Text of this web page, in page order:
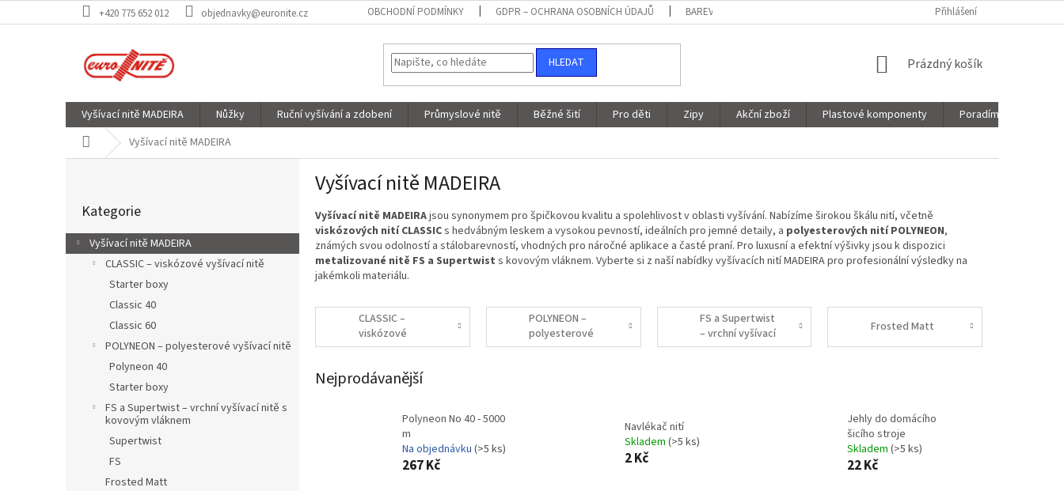
na
+420 775 652 012 objednavky@euronite.cz OBCHODNÍ PODMÍNKY GDPR – OCHRANA OSOBNÍCH ÚDAJŮ BAREVNICE Přihlášení
HLEDAT
NÁKUPNÍ
Prázdný košík
Vyšívací nitě MADEIRA Nůžky Ruční vyšívání a zdobení Průmyslové nitě Běžné šití Pro děti Zipy Akční zboží Plastové komponenty Poradíme Vám!
Domů Vyšívací nitě MADEIRA
r
a
kategorie
Kategorie
Vyšívací nitě MADEIRA
CLASSIC – viskózové vyšívací nitě
Starter boxy
Classic 40
Classic 60
POLYNEON – polyesterové vyšívací nitě
Polyneon 40
Starter boxy
FS a Supertwist – vrchní vyšívací nitě s
kovovým vláknem
Supertwist
FS
Frosted Matt
Vyšívací nitě MADEIRA
Vyšívací nitě MADEIRAjsou synonymem pro špičkovou kvalitu a spolehlivost v oblasti vyšívání. Nabízíme širokou škálu nití, včetně
viskózových nití CLASSICs hedvábným leskem a vysokou pevností, ideálních pro jemné detaily, a polyesterových nití POLYNEON,
známých svou odolností a stálobarevností, vhodných pro náročné aplikace a časté praní. Pro luxusní a efektní výšivky jsou k dispozici
metalizované nitě FS a Supertwist s kovovým vláknem. Vyberte si z naší nabídky vyšívacích nití MADEIRA pro profesionální výsledky na
jakémkoli materiálu.
CLASSIC –
viskózové
vyšívací nitě
POLYNEON –
polyesterové
vyšívací nitě
FS a Supertwist
– vrchní vyšívací
nitě s kovovým
Frosted Matt
Nejprodávanější
Polyneon No 40 - 5000
m
Na objednávku (>5 ks)
267 Kč
Navlékač nití
Skladem (>5 ks)
2 Kč
Jehly do domácího
šicího stroje
Skladem (>5 ks)
22 Kč